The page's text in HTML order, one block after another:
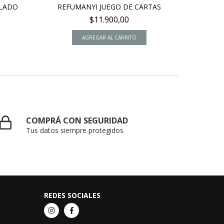
REFUMANYI JUEGO DE CARTAS
$11.900,00
COMPRÁ CON SEGURIDAD
Tus datos siempre protegidos
REDES SOCIALES